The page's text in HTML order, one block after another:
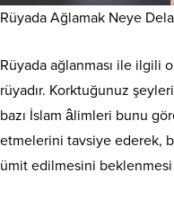
Rüyada Ağlamak Neye
Rüyada ağlanması ile ilgili
rüyadır. Korktuğunuz
bazı İslam âlimleri bunu
etmelerini tavsiye ederek,
ümit edilmesini